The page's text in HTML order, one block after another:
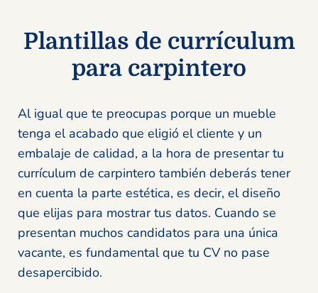
Plantillas de currículum
para carpintero
Al igual que te preocupas porque un mueble
tenga el acabado que eligió el cliente y un
embalaje de calidad, a la hora de presentar tu
currículum de carpintero también deberás tener
en cuenta la parte estética, es decir, el diseño
que elijas para mostrar tus datos. Cuando se
presentan muchos candidatos para una única
vacante, es fundamental que tu CV no pase
desapercibido.